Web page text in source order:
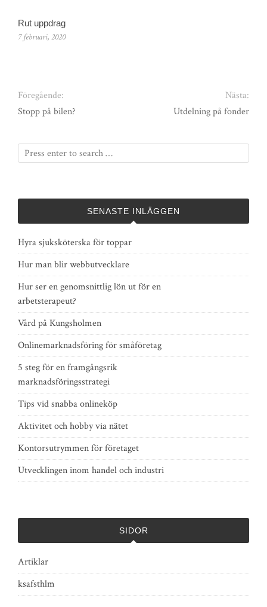
Rut uppdrag
7 februari, 2020
Föregående:
Stopp på bilen?
Nästa:
Utdelning på fonder
SENASTE INLÄGGEN
Hyra sjuksköterska för toppar
Hur man blir webbutvecklare
Hur ser en genomsnittlig lön ut för en
arbetsterapeut?
Vård på Kungsholmen
Onlinemarknadsföring för småföretag
5 steg för en framgångsrik
marknadsföringsstrategi
Tips vid snabba onlineköp
Aktivitet och hobby via nätet
Kontorsutrymmen för företaget
Utvecklingen inom handel och industri
SIDOR
Artiklar
ksafsthlm